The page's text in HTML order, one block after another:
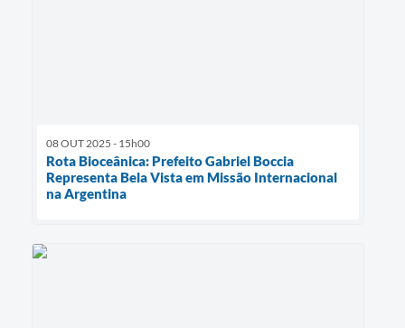
08 OUT 2025 - 15h00
Rota Bioceânica: Prefeito Gabriel Boccia
Representa Bela Vista em Missão Internacional
na Argentina